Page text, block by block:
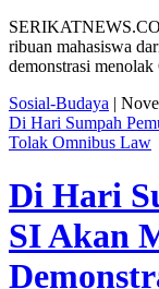
ribuan mahasiswa
demonstrasi
Sosial-Budaya |
Di Hari Sumpah
Tolak Omnibus Law
Di Hari
SI Akan